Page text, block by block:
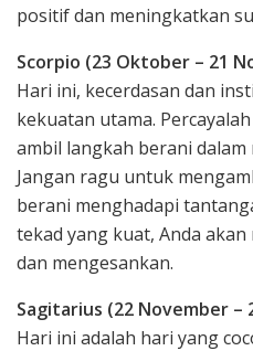
positif dan meningkatkan
Scorpio (23 Oktober – 21
Hari ini, kecerdasan dan
kekuatan utama.
ambil langkah berani dalam
Jangan ragu untuk
berani menghadapi
tekad yang kuat, Anda
dan mengesankan.
Sagitarius (22 November –
Hari ini adalah hari yang